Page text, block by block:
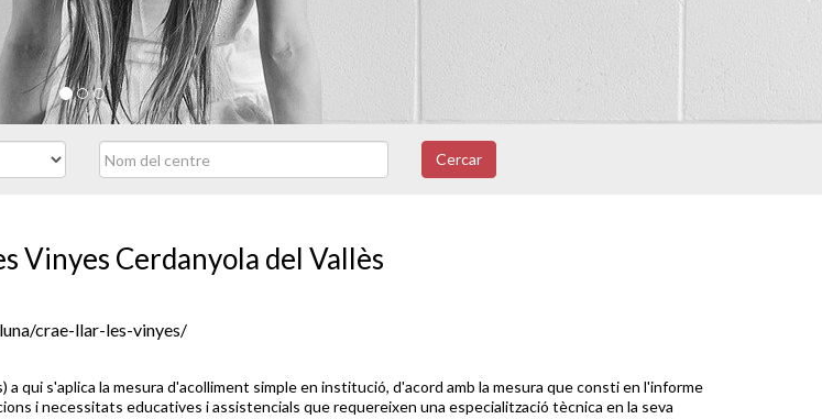
Cercar
Vinyes Cerdanyola del Vallès
crae-llar-les-vinyes/
qui s'aplica la mesura d'acolliment simple en institució, d'acord amb la mesura que consti en l'informe
i necessitats educatives i assistencials que requereixen una especialització tècnica en la seva